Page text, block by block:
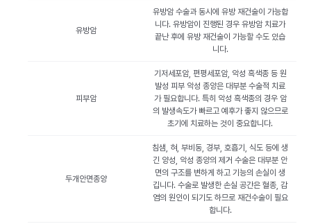
유방암
유방암 수술과 동시에 유방 재건술이 가능합
니다. 유방암이 진행된 경우 유방암 치료가
끝난 후에 유방 재건술이 가능할 수도 있습
니다.
피부암
기저세포암, 편평세포암, 악성 흑색종 등 원
발성 피부 악성 종양은 대부분 수술적 치료
가 필요합니다. 특히 악성 흑색종의 경우 암
의 발생속도가 빠르고 예후가 좋지 않으므로
초기에 치료하는 것이 중요합니다.
두개안면종양
침샘, 혀, 부비동, 경부, 호흡기, 식도 등에 생
긴 양성, 악성 종양의 제거 수술은 대부분 안
면의 구조를 변하게 하고 기능의 손실이 생
깁니다. 수술로 발생한 손실 공간은 혈종, 감
염의 원인이 되기도 하므로 재건수술이 필요
합니다.